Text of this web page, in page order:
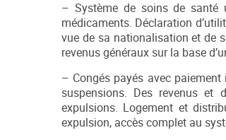
– Système de soins de santé
médicaments. Déclaration
vue de sa nationalisation et de
revenus généraux sur la base
– Congés payés avec
suspensions. Des revenus et
expulsions. Logement et
expulsion, accès complet au